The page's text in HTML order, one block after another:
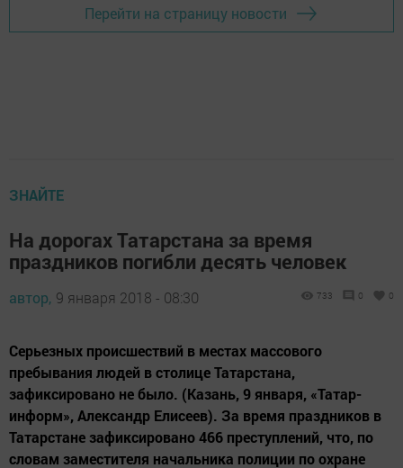
Перейти на страницу новости
ЗНАЙТЕ
На дорогах Татарстана за время
праздников погибли десять человек
автор, 9 января 2018 - 08:30 733 0 0
Серьезных происшествий в местах массового
пребывания людей в столице Татарстана,
зафиксировано не было. (Казань, 9 января, «Татар-
информ», Александр Елисеев). За время праздников в
Татарстане зафиксировано 466 преступлений, что, по
словам заместителя начальника полиции по охране